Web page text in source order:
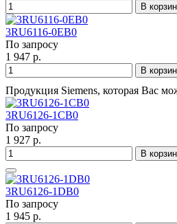
В
3RU6116-0EB0
По запросу
1 947 р.
В
Продукция Siemens, которая Вас
3RU6126-1CB0
По запросу
1 927 р.
В
3RU6126-1DB0
По запросу
1 945 р.